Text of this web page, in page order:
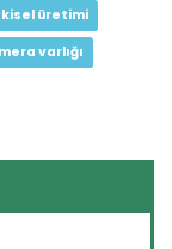
üretimi
varlığı
izleyici ile...